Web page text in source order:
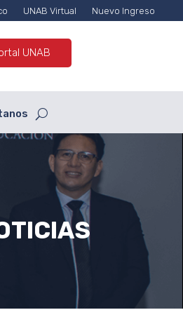
UNAB Virtual Nuevo Ingreso
UNAB